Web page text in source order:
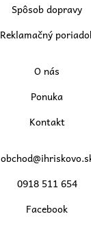
Spôsob dopravy
Reklamačný
O nás
Ponuka
Kontakt
0918 511 654
Facebook